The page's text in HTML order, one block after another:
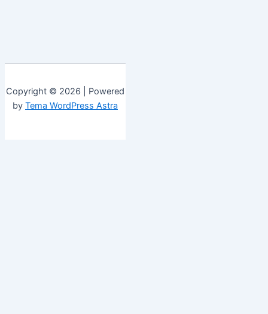
Copyright © 2026 | Powered
by Tema WordPress Astra